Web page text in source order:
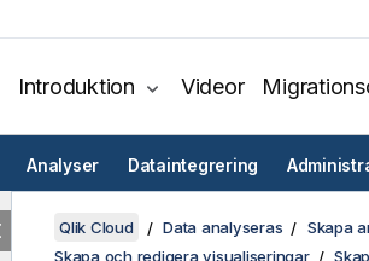
Introduktion Videor
Analyser Dataintegrering
Qlik Cloud Data analyseras Skapa
Skapa och redigera visualiseringar